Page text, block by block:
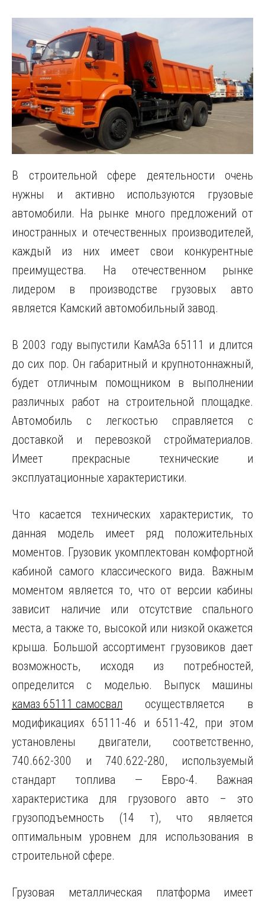
В строительной сфере деятельности очень
нужны и активно используются грузовые
автомобили. На рынке много предложений от
иностранных и отечественных производителей,
каждый из них имеет свои конкурентные
преимущества. На отечественном рынке
лидером в производстве грузовых авто
является Камский автомобильный завод.
В 2003 году выпустили КамАЗа 65111 и длится
до сих пор. Он габаритный и крупнотоннажный,
будет отличным помощником в выполнении
различных работ на строительной площадке.
Автомобиль с легкостью справляется с
доставкой и перевозкой стройматериалов.
Имеет прекрасные технические и
эксплуатационные характеристики.
Что касается технических характеристик, то
данная модель имеет ряд положительных
моментов. Грузовик укомплектован комфортной
кабиной самого классического вида. Важным
моментом является то, что от версии кабины
зависит наличие или отсутствие спального
места, а также то, высокой или низкой окажется
крыша. Большой ассортимент грузовиков дает
возможность, исходя из потребностей,
определится с моделью. Выпуск машины
камаз 65111 самосвал осуществляется в
модификациях 65111-46 и 6511-42, при этом
установлены двигатели, соответственно,
740.662-300 и 740.622-280, используемый
стандарт топлива — Евро-4. Важная
характеристика для грузового авто – это
грузоподъемность (14 т), что является
оптимальным уровнем для использования в
строительной сфере.
Грузовая металлическая платформа имеет